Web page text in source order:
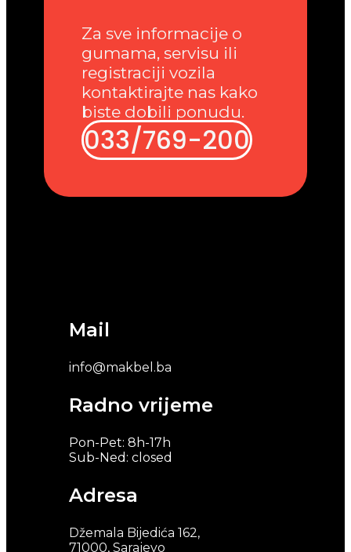
Mail
info@makbel.ba
Radno vrijeme
Pon-Pet: 8h-17h
Sub-Ned: closed
Adresa
Džemala Bijedića 162,
71000, Sarajevo
Za sve informacije o
gumama, servisu ili
registraciji vozila
kontaktirajte nas kako
biste dobili ponudu.
033/769-200